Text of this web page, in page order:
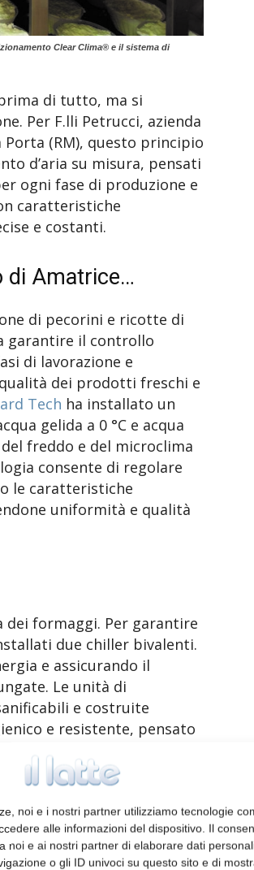
noi e i nostri partner utilizziamo tecnologie
alle informazioni del dispositivo. Il
noi e ai nostri partner di elaborare dati
o gli ID univoci su questo sito e di
Clear Clima® e il sistema di
di tutto, ma si
Per F.lli Petrucci, azienda
(RM), questo principio
d’aria su misura, pensati
ogni fase di produzione e
caratteristiche
e costanti.
di Amatrice…
di pecorini e ricotte di
garantire il controllo
di lavorazione e
dei prodotti freschi e
Tech ha installato un
gelida a 0 °C e acqua
freddo e del microclima
consente di regolare
le caratteristiche
uniformità e qualità
formaggi. Per garantire
due chiller bivalenti.
e assicurando il
Le unità di
e costruite
e resistente, pensato
dell’aria
Veloce®, il cui grado
e dello stoccaggio
uniforme dell’aria,
omogenea,